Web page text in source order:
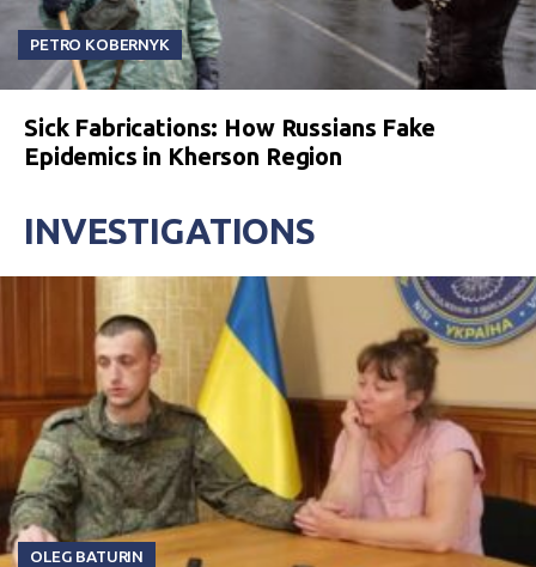
PETRO KOBERNYK
Sick Fabrications: How Russians Fake
Epidemics in Kherson Region
INVESTIGATIONS
OLEG BATURIN